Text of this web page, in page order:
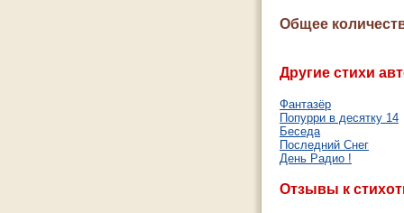
Общее
Другие стихи
Фантазёр
Попурри в десятку 14
Беседа
Последний Снег
День Радио !
Отзывы к